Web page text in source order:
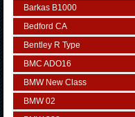
Barkas B1000
Bedford CA
Bentley R Type
BMC ADO16
BMW New Class
BMW 02